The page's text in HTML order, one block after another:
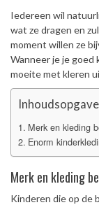
Iedereen wil
wat ze dragen en
moment willen ze
Wanneer je je goed
moeite met kleren
Inhoudsopgave
Merk en kleding
Enorm
Merk en kleding
Kinderen die op de